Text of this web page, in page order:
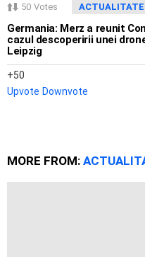
50 Votes ACTUALITATE
Germania: Merz a reunit
cazul descoperirii unei
Leipzig
50
Upvote Downvote
MORE FROM: